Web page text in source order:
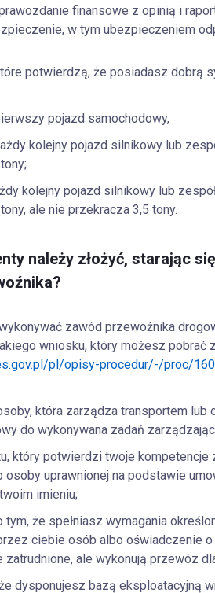
finansowe z opinią i
w tym ubezpieczeniem
potwierdzą, że posiadasz dobrą
pojazd samochodowy,
kolejny pojazd silnikowy lub
kolejny pojazd silnikowy lub
ale nie przekracza 3,5 tony.
należy złożyć, starając
zawód przewoźnika
wniosku, który możesz pobrać
pl/opisy-procedur/-/proc/
która zarządza transportem lub
do wykonywana zadań
który potwierdzi twoje
osoby uprawnionej na podstawie
imieniu;
tym, że spełniasz wymagania
ciebie osób albo oświadczenie
ale wykonują przewóz
dysponujesz bazą eksploatacyjną